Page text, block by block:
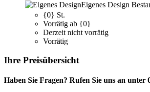
Eigenes Design
{0} St.
Vorrätig ab {0}
Derzeit nicht vorrätig
Vorrätig
Ihre Preisübersicht
Haben Sie Fragen? Rufen Sie uns an unter